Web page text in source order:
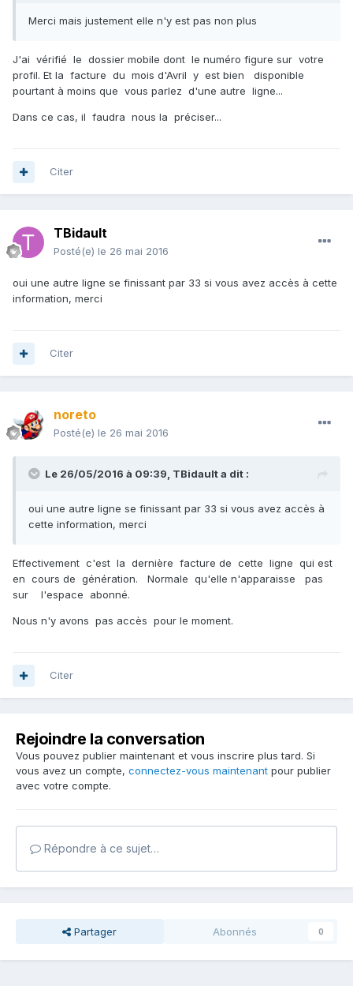
Merci mais justement elle n'y est pas non plus
J'ai vérifié le dossier mobile dont le numéro figure sur votre
profil. Et la facture du mois d'Avril y est bien disponible
pourtant à moins que vous parlez d'une autre ligne...
Dans ce cas, il faudra nous la préciser...
Citer
TBidault
Posté(e) le 26 mai 2016
oui une autre ligne se finissant par 33 si vous avez accès à cette
information, merci
Citer
noreto
Posté(e) le 26 mai 2016
Le 26/05/2016 à 09:39, TBidaulta dit :
oui une autre ligne se finissant par 33 si vous avez accès à
cette information, merci
Effectivement c'est la dernière facture de cette ligne qui est
en cours de génération. Normale qu'elle n'apparaisse pas
sur l'espace abonné.
Nous n'y avons pas accès pour le moment.
Citer
Rejoindre la conversation
Vous pouvez publier maintenant et vous inscrire plus tard. Si
vous avez un compte, connectez-vous maintenant pour publier
avec votre compte.
Répondre à ce sujet…
Partager Abonnés 0